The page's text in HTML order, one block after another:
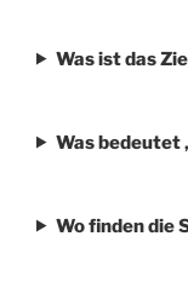
Was ist das
Was bedeutet
Wo finden die